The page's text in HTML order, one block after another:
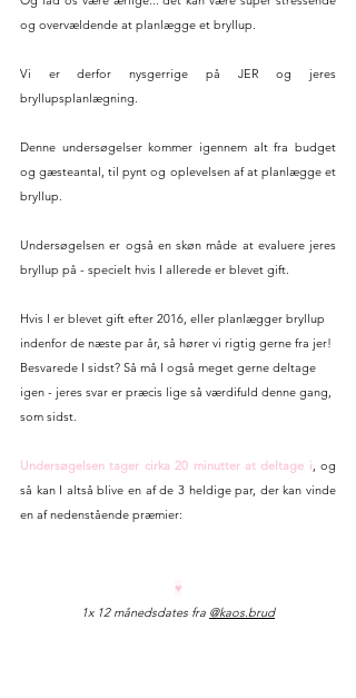
og overvældende at planlægge et bryllup.
Vi er derfor nysgerrige på JER og jeres
bryllupsplanlægning.
Denne undersøgelser kommer igennem alt fra budget
og gæsteantal, til pynt og oplevelsen af at planlægge et
bryllup.
Undersøgelsen er også en skøn måde at evaluere jeres
bryllup på - specielt hvis I allerede er blevet gift.
Hvis I er blevet gift efter 2016, eller planlægger bryllup
indenfor de næste par år, så hører vi rigtig gerne fra jer!
Besvarede I sidst? Så må I også meget gerne deltage
igen - jeres svar er præcis lige så værdifuld denne gang,
som sidst.
Undersøgelsen tager cirka 20 minutter at deltage i, og
så kan I altså blive en af de 3 heldige par, der kan vinde
en af nedenstående præmier:
♥
1x 12 månedsdates fra @kaos.brud